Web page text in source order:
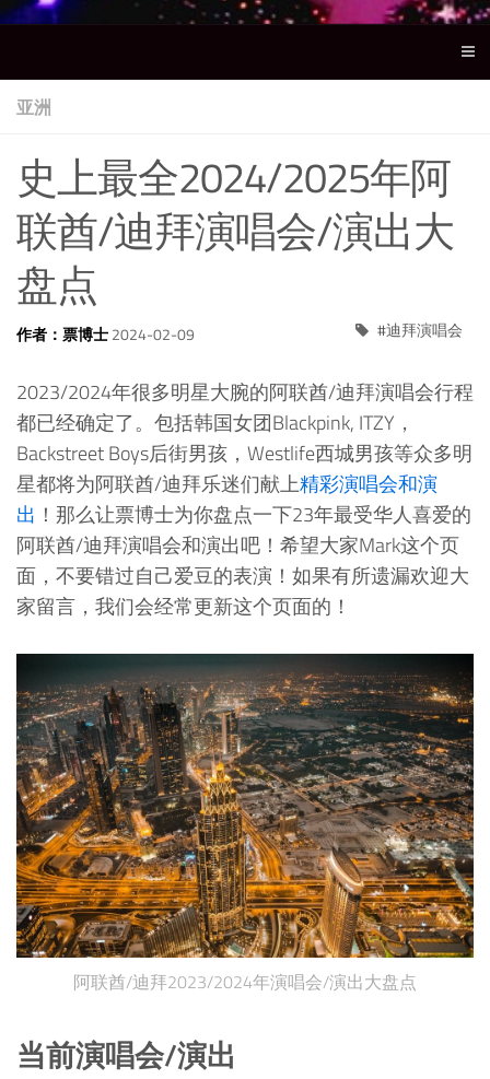
亚洲
史上最全2024/2025年阿
联酋/迪拜演唱会/演出大
盘点
作者：票博士2024-02-09 迪拜演唱会
2023/2024年很多明星大腕的阿联酋/迪拜演唱会行程
都已经确定了。包括韩国女团Blackpink, ITZY，
Backstreet Boys后街男孩，Westlife西城男孩等众多明
星都将为阿联酋/迪拜乐迷们献上精彩演唱会和演
出 ！那么让票博士为你盘点一下23年最受华人喜爱的
阿联酋/迪拜演唱会和演出吧！希望大家Mark这个页
面，不要错过自己爱豆的表演！如果有所遗漏欢迎大
家留言，我们会经常更新这个页面的！
阿联酋/迪拜2023/2024年演唱会/演出大盘点
当前演唱会/演出